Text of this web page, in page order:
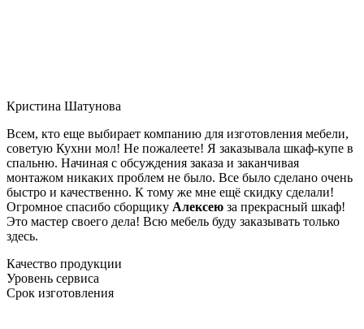
Кристина Шатунова
Всем, кто еще выбирает компанию для изготовления мебели,
советую Кухни мол! Не пожалеете! Я заказывала шкаф-купе в
спальню. Начиная с обсуждения заказа и заканчивая
монтажом никаких проблем не было. Все было сделано очень
быстро и качественно. К тому же мне ещё скидку сделали!
Огромное спасибо сборщику Алексею за прекрасный шкаф!
Это мастер своего дела! Всю мебель буду заказывать только
здесь.
Качество продукции
Уровень сервиса
Срок изготовления